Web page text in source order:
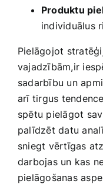
Produktu
individuālus‍
Pielāgojot​
vajadzībām,ir
sadarbību ‌un​
arī tirgus​
spētu ‌pielāgot
palīdzēt datu
sniegt vērtīgas
darbojas ‍un kas
pielāgošanas